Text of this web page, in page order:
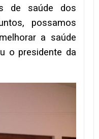
de saúde dos
possamos
a saúde
o presidente da